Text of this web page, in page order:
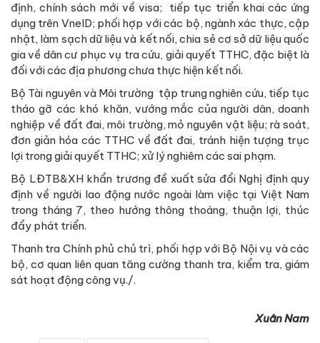
định, chính sách mới về visa; tiếp tục triển khai các ứng
dụng trên VneID; phối hợp với các bộ, ngành xác thực, cập
nhật, làm sạch dữ liệu và kết nối, chia sẻ cơ sở dữ liệu quốc
gia về dân cư phục vụ tra cứu, giải quyết TTHC, đặc biệt là
đối với các địa phương chưa thực hiện kết nối.
Bộ Tài nguyên và Môi trường tập trung nghiên cứu, tiếp tục
tháo gỡ các khó khăn, vướng mắc của người dân, doanh
nghiệp về đất đai, môi trường, mỏ nguyên vật liệu; rà soát,
đơn giản hóa các TTHC về đất đai, tránh hiện tượng trục
lợi trong giải quyết TTHC; xử lý nghiêm các sai phạm.
Bộ LĐTB&XH khẩn trương đề xuất sửa đổi Nghị định quy
định về người lao động nước ngoài làm việc tại Việt Nam
trong tháng 7, theo hướng thông thoáng, thuận lợi, thúc
đẩy phát triển.
Thanh tra Chính phủ chủ trì, phối hợp với Bộ Nội vụ và các
bộ, cơ quan liên quan tăng cường thanh tra, kiểm tra, giám
sát hoạt động công vụ./.
Xuân Nam